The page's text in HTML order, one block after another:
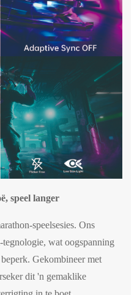
speel langer
speelsesies. Ons
wat oogspanning
Gekombineer met
dit 'n gemaklike